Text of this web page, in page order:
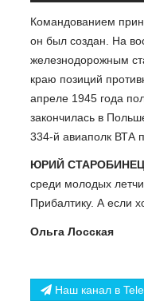
Командованием
он был создан. На
железнодорожным
краю позиций
апреле 1945 года
закончилась в
334-й авиаполк ВТА
ЮРИЙ
среди молодых
Прибалтику. А если
Ольга Лосская
Наш канал в